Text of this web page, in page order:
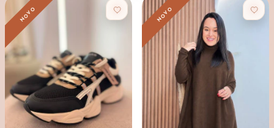
NOVO NOVO